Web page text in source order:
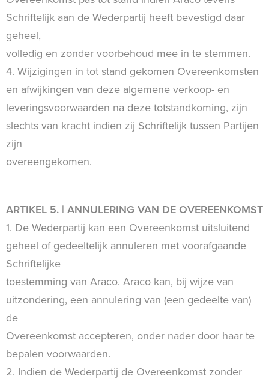
Schriftelijk aan de Wederpartij heeft bevestigd daar
geheel,
volledig en zonder voorbehoud mee in te stemmen.
4. Wijzigingen in tot stand gekomen Overeenkomsten
en afwijkingen van deze algemene verkoop- en
leveringsvoorwaarden na deze totstandkoming, zijn
slechts van kracht indien zij Schriftelijk tussen Partijen
zijn
overeengekomen.
ARTIKEL 5. | ANNULERING VAN DE OVEREENKOMST
1. De Wederpartij kan een Overeenkomst uitsluitend
geheel of gedeeltelijk annuleren met voorafgaande
Schriftelijke
toestemming van Araco. Araco kan, bij wijze van
uitzondering, een annulering van (een gedeelte van)
de
Overeenkomst accepteren, onder nader door haar te
bepalen voorwaarden.
2. Indien de Wederpartij de Overeenkomst zonder